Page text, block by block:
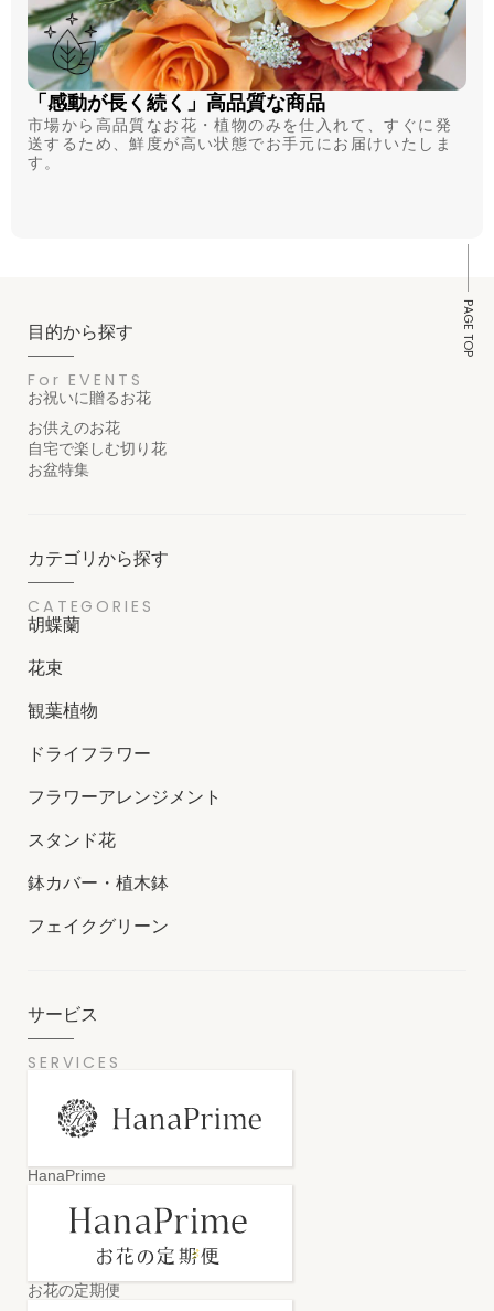
「感動が長く続く」高品質な商品
市場から高品質なお花・植物のみを仕入れて、すぐに発
送するため、鮮度が高い状態でお手元にお届けいたしま
す。
PAGE TOP
目的から探す
For EVENTS
お祝いに贈るお花
お供えのお花
自宅で楽しむ切り花
お盆特集
カテゴリから探す
CATEGORIES
胡蝶蘭
花束
観葉植物
ドライフラワー
フラワーアレンジメント
スタンド花
鉢カバー・植木鉢
フェイクグリーン
サービス
SERVICES
HanaPrime
お花の定期便